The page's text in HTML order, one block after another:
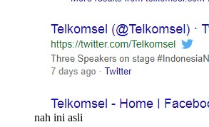
nah ini asli